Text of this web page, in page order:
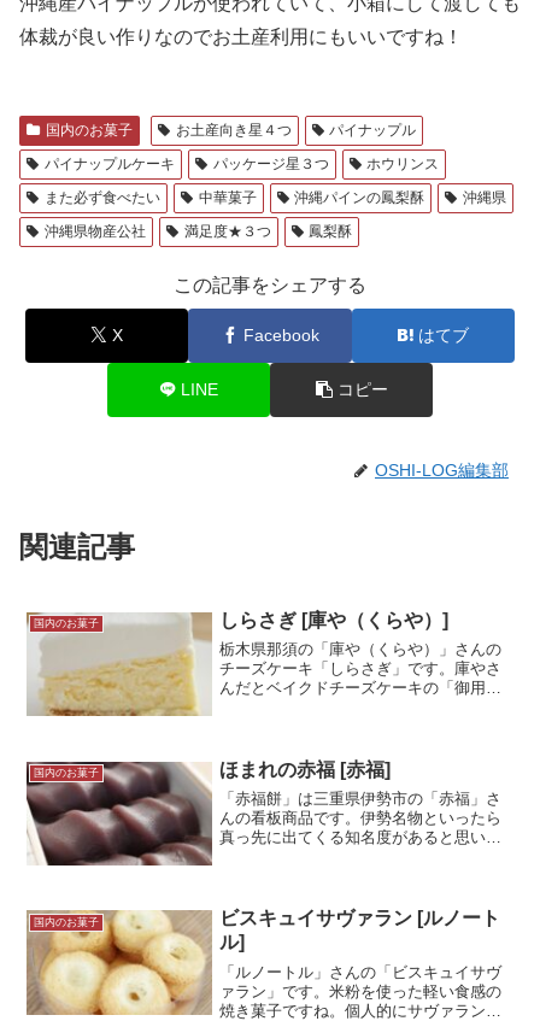
体裁が良い作りなのでお土産利用にもいいですね！
国内のお菓子 お土産向き星４つ
パイナップル
パイナップルケーキ
パッケージ星３つ
ホウリンス
また必ず食べたい
中華菓子 沖縄パインの鳳梨酥
沖縄県
沖縄県物産公社
満足度★３つ 鳳梨酥
この記事をシェアする
X Facebook はてブ
LINE コピー
OSHI-LOG編集部
関連記事
国内のお菓子 しらさぎ [庫や（くらや）]
栃木県那須の「庫や（くらや）」さんの
チーズケーキ「しらさぎ」です。庫やさ
んだとベイクドチーズケーキの「御用邸
を売りにしているのでちょ...＜続きを読
む＞
国内のお菓子 ほまれの赤福 [赤福]
「赤福餅」は三重県伊勢市の「赤福」さ
んの看板商品です。伊勢名物といったら
真っ先に出てくる知名度があると思いま
せながらやはり美味しい。...＜続きを読
む＞
国内のお菓子
ビスキュイサヴァラン [ルノート
ル]
「ルノートル」さんの「ビスキュイサヴ
ァラン」です。米粉を使った軽い食感の
焼き菓子ですね。個人的にサヴァランと